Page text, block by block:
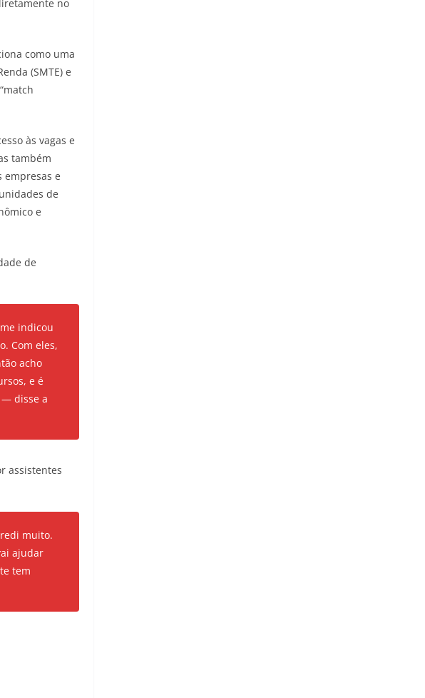
no
como uma
(SMTE) e
às vagas e
também
e
de
e
de
indicou
Com eles,
acho
e é
— disse a
assistentes
muito.
ajudar
tem